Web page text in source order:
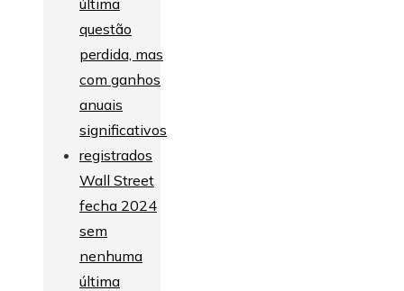
Wall Street
fecha 2024
sem
nenhuma
última